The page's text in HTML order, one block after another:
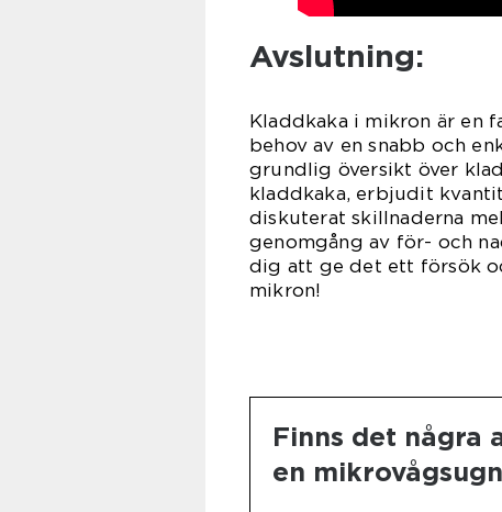
Avslutning:
Kladdkaka i mikron är en
behov av en snabb och
grundlig översikt över
kladdkaka, erbjudit
diskuterat skillnaderna
genomgång av för- och
dig att ge det ett försök
mikron!
Finns det några
en